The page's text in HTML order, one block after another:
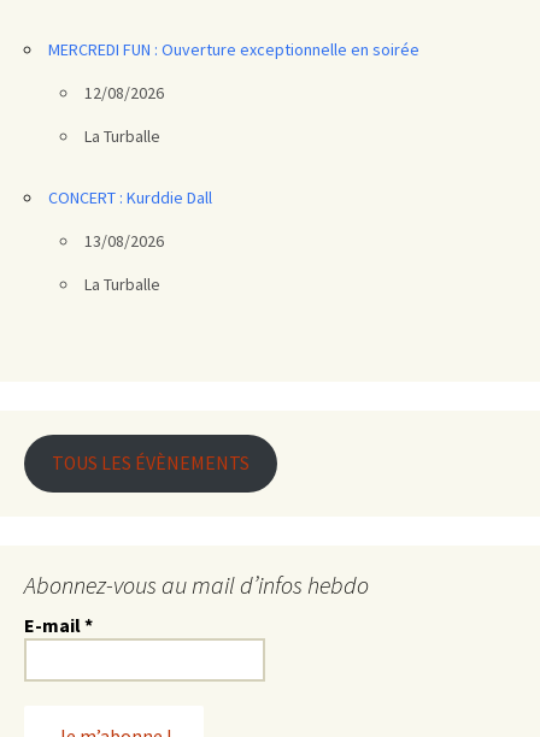
MERCREDI FUN : Ouverture exceptionnelle en soirée
12/08/2026
La Turballe
CONCERT : Kurddie Dall
13/08/2026
La Turballe
TOUS LES ÉVÈNEMENTS
Abonnez-vous au mail d’infos hebdo
E-mail*